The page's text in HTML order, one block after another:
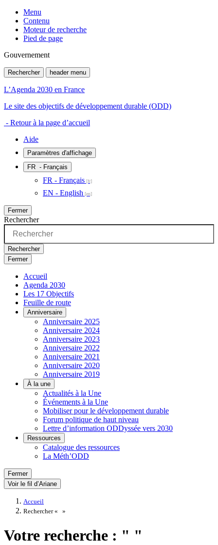
Menu
Contenu
Moteur de recherche
Pied de page
Gouvernement
Rechercher header menu
L’Agenda 2030 en France
Le site des objectifs de développement durable (ODD)
- Retour à la page d’accueil
Aide
Paramètres d'affichage
FR - Français
FR - Français
EN - English
Fermer
Rechercher
Rechercher
Fermer
Accueil
Agenda 2030
Les 17 Objectifs
Feuille de route
Anniversaire
Anniversaire 2025
Anniversaire 2024
Anniversaire 2023
Anniversaire 2022
Anniversaire 2021
Anniversaire 2020
Anniversaire 2019
À la une
Actualités à la Une
Événements à la Une
Mobiliser pour le développement durable
Forum politique de haut niveau
Lettre d’information ODDyssée vers 2030
Ressources
Catalogue des ressources
La Méth’ODD
Fermer
Voir le fil d’Ariane
Accueil
Rechercher «
»
Votre recherche : " "